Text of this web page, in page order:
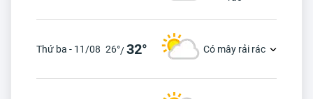
Thứ ba - 11/08 26°/32° Có mây rải rác